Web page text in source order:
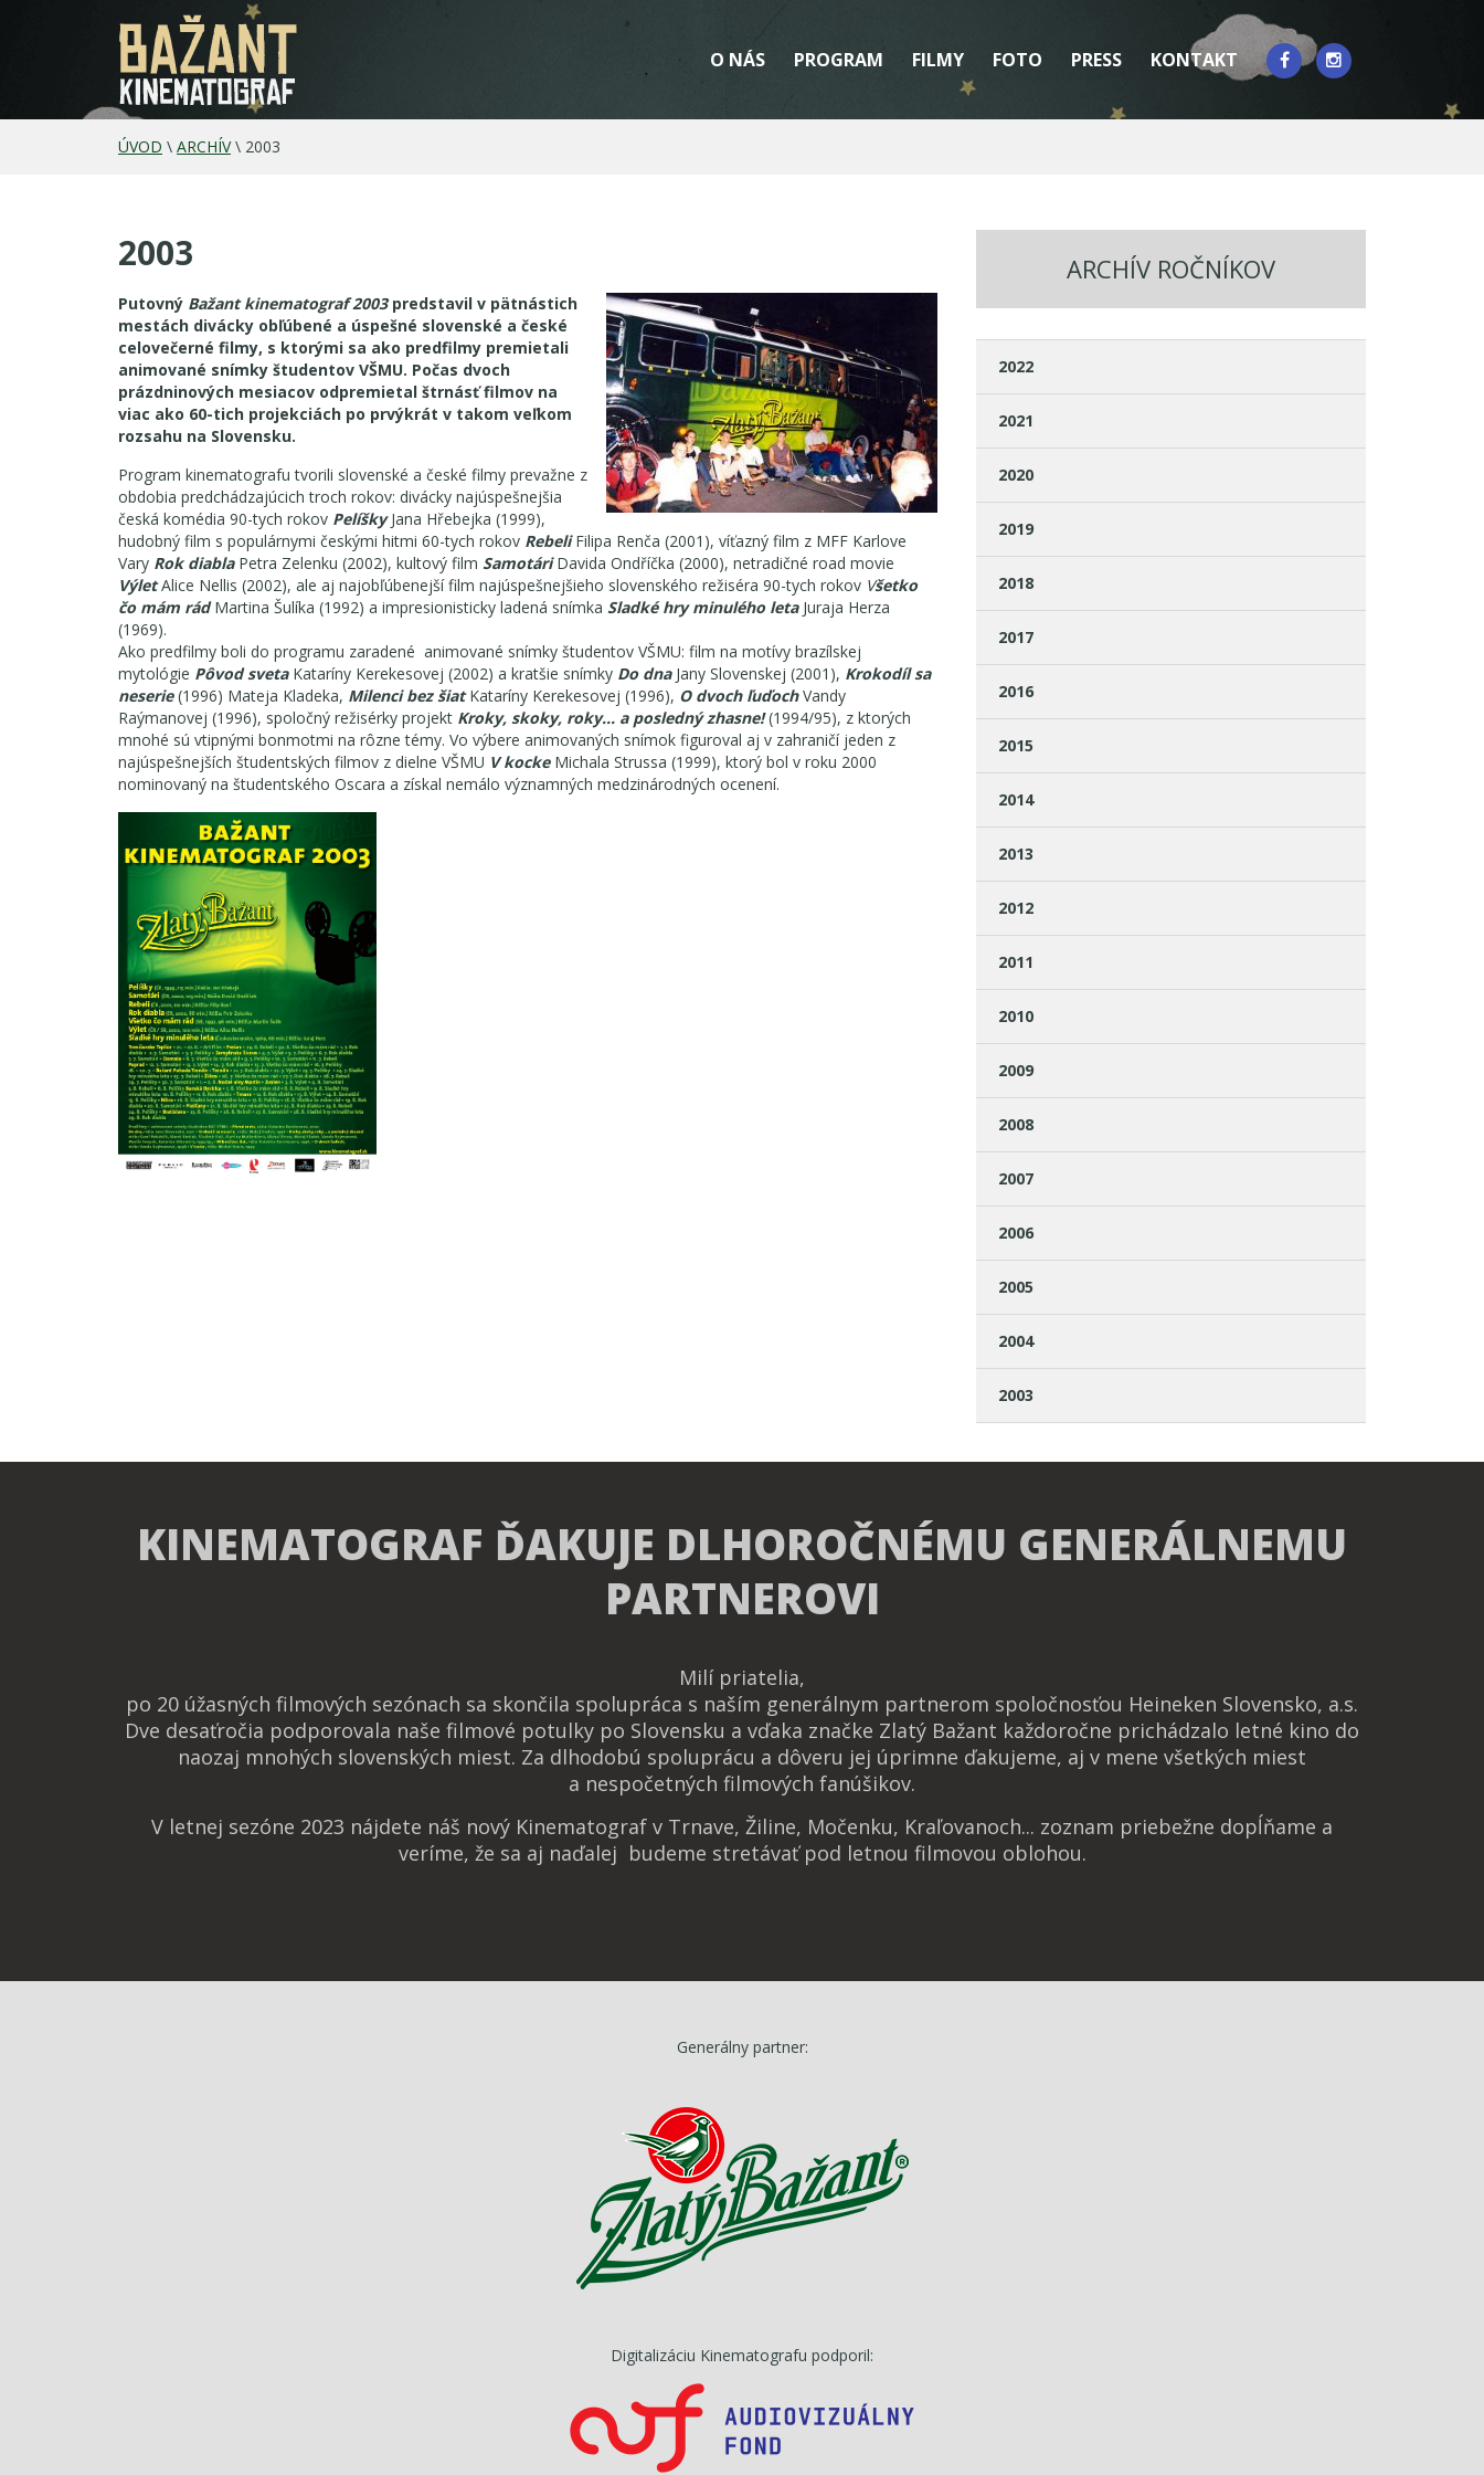
O NÁS PROGRAM FILMY FOTO PRESS KONTAKT
ÚVOD \ ARCHÍV\ 2003
2003
Putovný Bažant kinematograf 2003predstavil v pätnástich
mestách divácky obľúbené a úspešné slovenské a české
celovečerné filmy, s ktorými sa ako predfilmy premietali
animované snímky študentov VŠMU. Počas dvoch
prázdninových mesiacov odpremietal štrnásť filmov na
viac ako 60-tich projekciách po prvýkrát v takom veľkom
rozsahu na Slovensku.
Program kinematografu tvorili slovenské a české filmy prevažne z
obdobia predchádzajúcich troch rokov: divácky najúspešnejšia
česká komédia 90-tych rokov PelíškyJana Hřebejka (1999),
hudobný film s populárnymi českými hitmi 60-tych rokov RebeliFilipa Renča (2001), víťazný film z MFF Karlove
Vary Rok diablaPetra Zelenku (2002), kultový film SamotáriDavida Ondříčka (2000), netradičné road movie
VýletAlice Nellis (2002), ale aj najobľúbenejší film najúspešnejšieho slovenského režiséra 90-tych rokov Všetko
čo mám rádMartina Šulíka (1992) a impresionisticky ladená snímka Sladké hry minulého letaJuraja Herza
(1969).
Ako predfilmy boli do programu zaradené animované snímky študentov VŠMU: film na motívy brazílskej
mytológie Pôvod svetaKataríny Kerekesovej (2002) a kratšie snímky Do dnaJany Slovenskej (2001), Krokodíl sa
neserie(1996) Mateja Kladeka, Milenci bez šiatKataríny Kerekesovej (1996), O dvoch ľuďoch Vandy
Raýmanovej (1996), spoločný režisérky projekt Kroky, skoky, roky… a posledný zhasne!(1994/95), z ktorých
mnohé sú vtipnými bonmotmi na rôzne témy. Vo výbere animovaných snímok figuroval aj v zahraničí jeden z
najúspešnejších študentských filmov z dielne VŠMU V kocke Michala Strussa (1999), ktorý bol v roku 2000
nominovaný na študentského Oscara a získal nemálo významných medzinárodných ocenení.
ARCHÍV ROČNÍKOV
2022
2021
2020
2019
2018
2017
2016
2015
2014
2013
2012
2011
2010
2009
2008
2007
2006
2005
2004
2003
KINEMATOGRAF ĎAKUJE DLHOROČNÉMU GENERÁLNEMU
PARTNEROVI
Milí priatelia,
po 20 úžasných filmových sezónach sa skončila spolupráca s naším generálnym partnerom spoločnosťou Heineken Slovensko, a.s.
Dve desaťročia podporovala naše filmové potulky po Slovensku a vďaka značke Zlatý Bažant každoročne prichádzalo letné kino do
naozaj mnohých slovenských miest. Za dlhodobú spoluprácu a dôveru jej úprimne ďakujeme, aj v mene všetkých miest
a nespočetných filmových fanúšikov.
V letnej sezóne 2023 nájdete náš nový Kinematograf v Trnave, Žiline, Močenku, Kraľovanoch... zoznam priebežne dopĺňame a
veríme, že sa aj naďalej budeme stretávať pod letnou filmovou oblohou.
Generálny partner:
Digitalizáciu Kinematografu podporil: